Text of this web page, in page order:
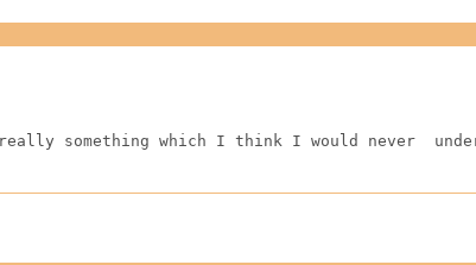
something which I think I would never